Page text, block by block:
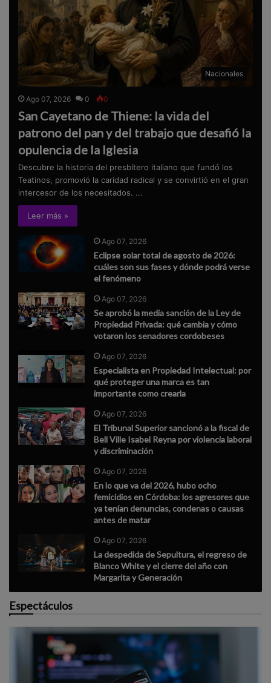
Nacionales
Ago 07, 2026 0 0
San Cayetano de Thiene: la vida del
patrono del pan y del trabajo que desafió la
opulencia de la Iglesia
Descubre la historia del presbítero italiano que fundó los
Teatinos, promovió la caridad radical y se convirtió en el gran
intercesor de los necesitados. ...
Leer más »
Ago 07, 2026
Eclipse solar total de agosto de 2026:
cuáles son sus fases y dónde podrá verse
el fenómeno
Ago 07, 2026
Se aprobó la media sanción de la Ley de
Propiedad Privada: qué cambia y cómo
votaron los senadores cordobeses
Ago 07, 2026
Especialista en Propiedad Intelectual: por
qué proteger una marca es tan
importante como crearla
Ago 07, 2026
El Tribunal Superior sancionó a la fiscal de
Bell Ville Isabel Reyna por violencia laboral
y discriminación
Ago 07, 2026
En lo que va del 2026, hubo ocho
femicidios en Córdoba: los agresores que
ya tenían denuncias, condenas o causas
antes de matar
Ago 07, 2026
La despedida de Sepultura, el regreso de
Blanco White y el cierre del año con
Margarita y Generación
Espectáculos